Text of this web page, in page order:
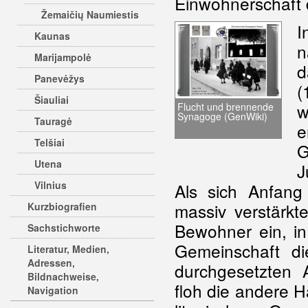
Žemaičių Naumiestis
Kaunas
Marijampolė
Panevėžys
Šiauliai
Tauragė
Telšiai
Utena
Vilnius
Kurzbiografien
Sachstichworte
Literatur, Medien,
Adressen,
Bildnachweise,
Navigation
Flucht und brennende
Synagoge (GenWiki)
Als sich
massiv
Bewohner ein,
Gemeinschaft
durchgesetzten
floh die andere